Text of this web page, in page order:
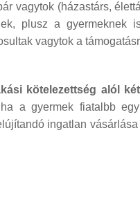
vagytok (házastárs,
plusz a gyermeknek
vagytok a
kötelezettség alól
ha a gyermek fiatalbb
ingatlan